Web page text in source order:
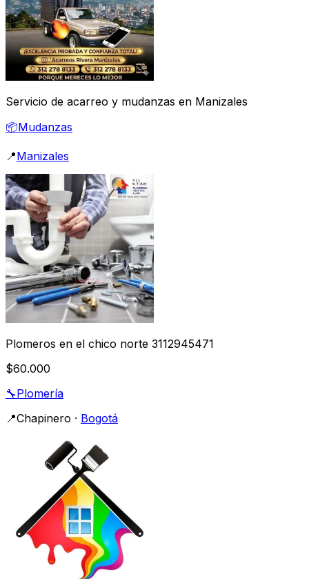
Servicio de acarreo y mudanzas en Manizales
📦Mudanzas
📍Manizales
Plomeros en el chico norte 3112945471
$60.000
🔧Plomería
📍Chapinero · Bogotá